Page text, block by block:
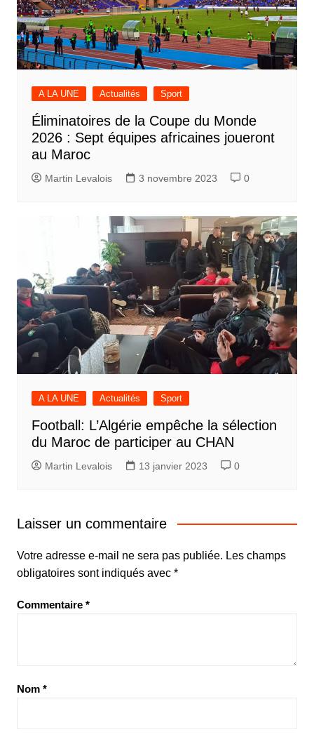
A LA UNE Actualités Sport
Éliminatoires de la Coupe du Monde
2026 : Sept équipes africaines joueront
au Maroc
Martin Levalois 3 novembre 2023 0
A LA UNE Actualités Sport
Football: L’Algérie empêche la sélection
du Maroc de participer au CHAN
Martin Levalois 13 janvier 2023 0
Laisser un commentaire
Votre adresse e-mail ne sera pas publiée. Les champs
obligatoires sont indiqués avec *
Commentaire *
Nom *